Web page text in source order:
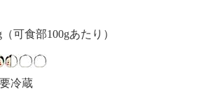
（可食部100gあたり）
冷蔵